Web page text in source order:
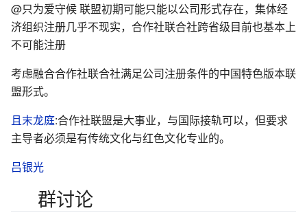
@只为爱守候 联盟初期可能只能以公司形式存在，集体经
济组织注册几乎不现实，合作社联合社跨省级目前也基本上
不可能注册
考虑融合合作社联合社满足公司注册条件的中国特色版本联
盟形式。
且末龙庭:合作社联盟是大事业，与国际接轨可以，但要求
主导者必须是有传统文化与红色文化专业的。
吕银光
群讨论